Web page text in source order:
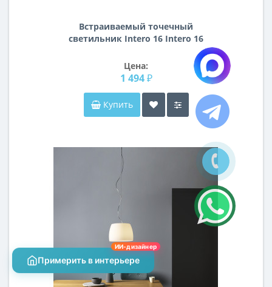
Встраиваемый точечный
светильник Intero 16 Intero 16
Цена:
1 494 ₽
Купить
Примерить в интерьере
ИИ-дизайнер